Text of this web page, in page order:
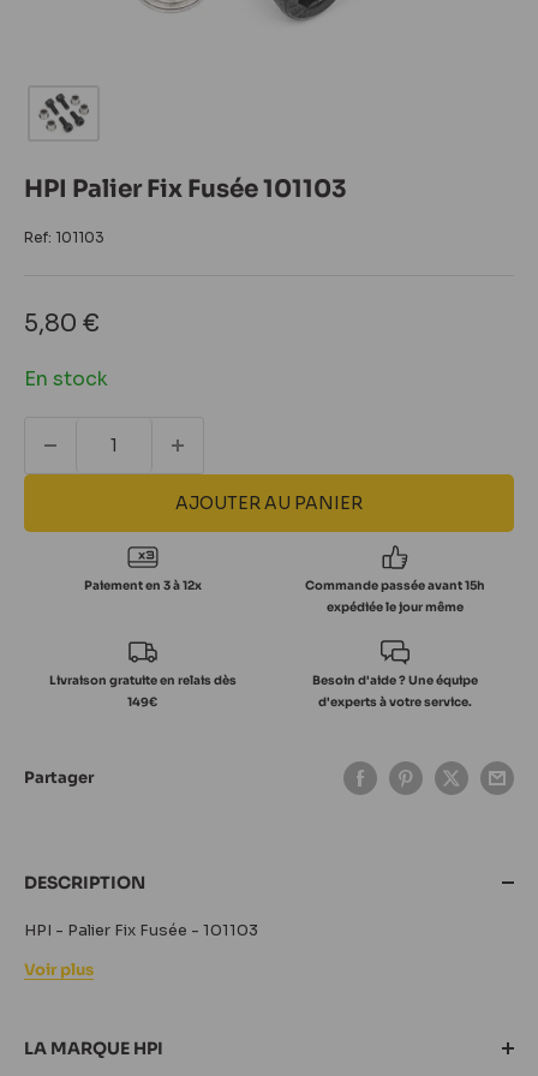
HPI Palier Fix Fusée 101103
Ref: 101103
Prix
5,80 €
En stock
AJOUTER AU PANIER
Paiement en 3 à 12x
Commande passée avant 15h
expédiée le jour même
Livraison gratuite en relais dès
149€
Besoin d'aide ? Une équipe
d'experts à votre service.
Partager
DESCRIPTION
HPI - Palier Fix Fusée - 101103
Voir plus
LA MARQUE HPI